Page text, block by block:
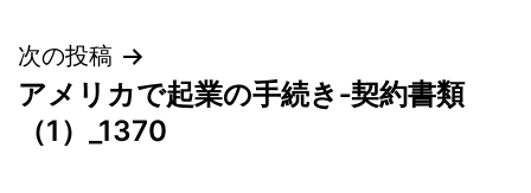
ビ
ゲ
次の投稿
アメリカで起業の手続き‐契約書類
（1）_1370